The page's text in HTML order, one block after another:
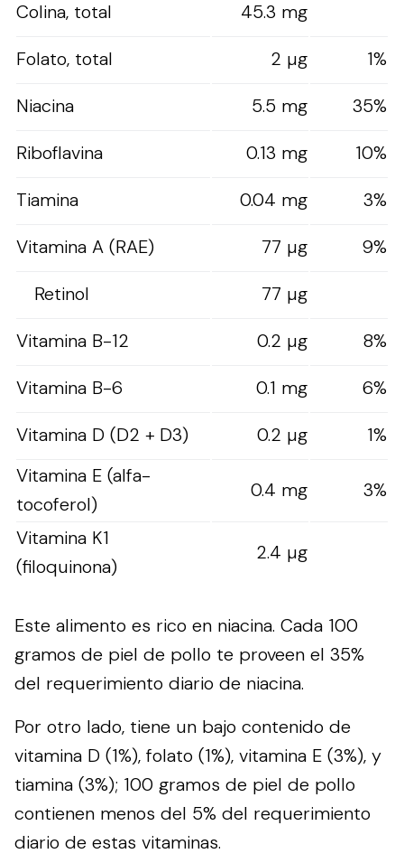
Colina, total
45.3 mg
Folato, total
2 µg
1%
Niacina
5.5 mg
35%
Riboflavina
0.13 mg
10%
Tiamina
0.04 mg
3%
Vitamina A (RAE)
77 µg
9%
Retinol
77 µg
Vitamina B-12
0.2 µg
8%
Vitamina B-6
0.1 mg
6%
Vitamina D (D2 + D3)
0.2 µg
1%
Vitamina E (alfa-
tocoferol)
0.4 mg 3%
Vitamina K1
(filoquinona)
2.4 µg
Este alimento es rico en niacina. Cada 100
gramos de piel de pollo te proveen el 35%
del requerimiento diario de niacina.
Por otro lado, tiene un bajo contenido de
vitamina D (1%), folato (1%), vitamina E (3%), y
tiamina (3%); 100 gramos de piel de pollo
contienen menos del 5% del requerimiento
diario de estas vitaminas.